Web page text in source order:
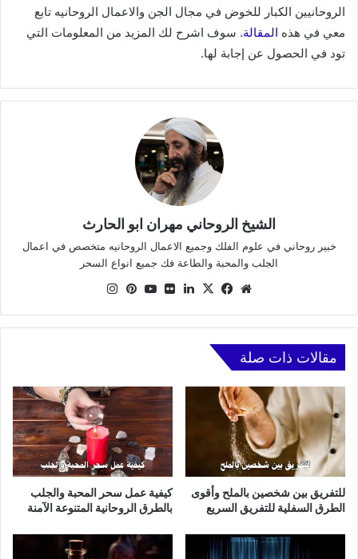
الروحانيين الكبار للخوض في مجال الجن والاعمال الروحانيه تابع
معي في هذه المقالة. سوف اشرح لك المزيد من المعلومات التي
تود في الحصول عن إجابة لها.
الشيخ الروحاني مهران ابو الحارث
خبير روحاني في علوم الفلك وجميع الاعمال الروحانيه متخصص في اعمال
الجلب والمحبة والطاعة فك جميع انواع السحر
موقعفيسبوك
X لينكدإن
صور
فليكر
يوتيوببينتيريست
مقالات ذات صلة
للتفريق بين شخصين بالملح وأقوى
الطرق السفلية للتفريق السريع
كيفية عمل سحر المحبة والجلب
بالطرق الروحانية المتنوعة الآمنة